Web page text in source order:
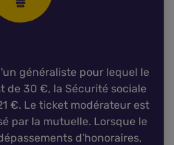
généraliste pour lequel le
de 30 €, la Sécurité sociale
€. Le ticket modérateur est
par la mutuelle. Lorsque le
d'honoraires,